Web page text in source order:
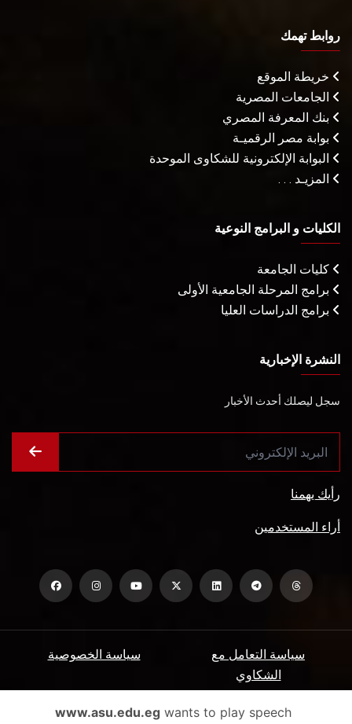
روابط تهمك
خريطة الموقع
الجامعات المصرية
بنك المعرفة المصري
بوابة مصر الرقميـة
البوابة الإلكترونية للشكاوى الموحدة
المزيـد . . .
الكليات و البرامج النوعية
كليات الجامعة
برامج المرحلة الجامعية الأولى
برامج الدراسات العليا
النشرة الإخبارية
سجل ليصلك أحدث الأخبار
رأيك يهمنا
أراء المستخدمين
سياسة الخصوصية
سياسة التعامل مع
الشكاوي
الأسئلة الشائعة ميثاق المتعاملين www.asu.edu.egwants to play speech